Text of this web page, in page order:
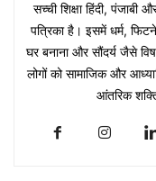
सच्ची शिक्षा हिंदी, पंजाबी
पत्रिका है। इसमें धर्म,
घर बनाना और सौंदर्य जैसे
लोगों को सामाजिक और
आंतरिक